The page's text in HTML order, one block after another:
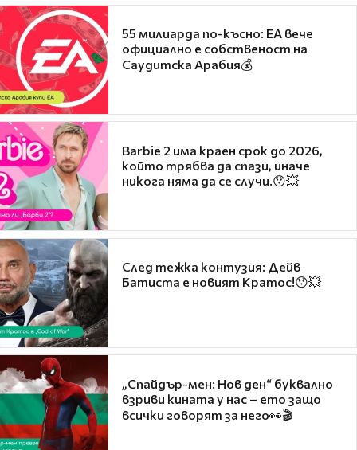
55 милиарда по-късно: EA вече
официално е собственост на
Саудитска Арабия💰
Barbie 2 има краен срок до 2026,
който трябва да спази, иначе
никога няма да се случи.😯💥
След тежка контузия: Дейв
Батиста е новият Кратос!😯💥
„Спайдър-мен: Нов ден“ буквално
взриви кината у нас – ето защо
всички говорят за него👀🎬